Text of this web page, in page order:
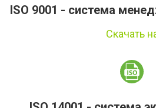
ISO 9001 - система
Скачать